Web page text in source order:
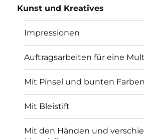
Kunst und Kreatives
Impressionen
Auftragsarbeiten für eine
Mit Pinsel und bunten Farben
Mit Bleistift
Mit den Händen und